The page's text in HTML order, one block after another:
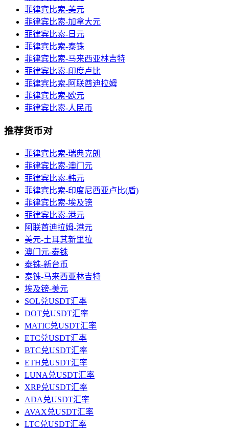
菲律宾比索-美元
菲律宾比索-加拿大元
菲律宾比索-日元
菲律宾比索-泰铢
菲律宾比索-马来西亚林吉特
菲律宾比索-印度卢比
菲律宾比索-阿联酋迪拉姆
菲律宾比索-欧元
菲律宾比索-人民币
推荐货币对
菲律宾比索-瑞典克朗
菲律宾比索-澳门元
菲律宾比索-韩元
菲律宾比索-印度尼西亚卢比(盾)
菲律宾比索-埃及镑
菲律宾比索-港元
阿联酋迪拉姆-港元
美元-土耳其新里拉
澳门元-泰铢
泰铢-新台币
泰铢-马来西亚林吉特
埃及镑-美元
SOL兑USDT汇率
DOT兑USDT汇率
MATIC兑USDT汇率
ETC兑USDT汇率
BTC兑USDT汇率
ETH兑USDT汇率
LUNA兑USDT汇率
XRP兑USDT汇率
ADA兑USDT汇率
AVAX兑USDT汇率
LTC兑USDT汇率